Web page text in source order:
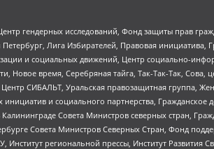
гендерных исследований, Фонд защиты прав
Лига Избирателей, Правовая инициатива,
и социальных движений, Центр социально-
время, Серебряная тайга, Так-Так-Так, Сова,
СИБАЛЬТ, Уральская правозащитная группа,
и социального партнерства, Гражданское
Совета Министров северных стран,
Совета Министров Северных Стран, Фонд
региональной прессы, Институт